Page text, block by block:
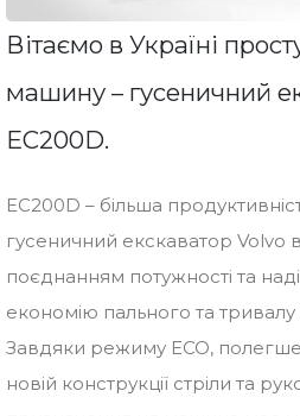
Вітаємо в Україні
машину – гусеничний
EC200D.
EC200D – більша
гусеничний екскаватор Volvo
поєднанням потужності та
економію пального та
Завдяки режиму ЕСО,
новій конструкції стріли та